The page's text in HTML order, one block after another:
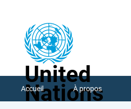
United
Nations
Accueil À propos